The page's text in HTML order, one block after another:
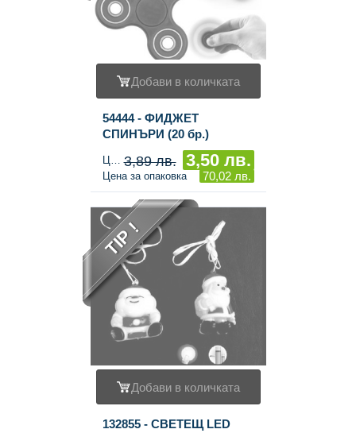
Добави в количката
54444 - ФИДЖЕТ
СПИНЪРИ (20 бр.)
Цена за брой 3,89 лв. 3,50 лв.
Цена за опаковка 70,02 лв.
TIP !
Добави в количката
132855 - СВЕТЕЩ LED